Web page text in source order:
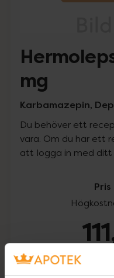
mg
Karbamazepin,
Du behöver ett
vara. Om du har ett
att logga in med ditt